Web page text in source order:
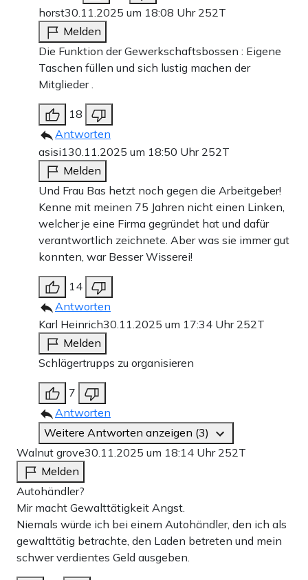
horst30.11.2025 um 18:08 Uhr 252T
Melden
Die Funktion der Gewerkschaftsbossen : Eigene
Taschen füllen und sich lustig machen der
Mitglieder .
18
Antworten
asisi130.11.2025 um 18:50 Uhr 252T
Melden
Und Frau Bas hetzt noch gegen die Arbeitgeber!
Kenne mit meinen 75 Jahren nicht einen Linken,
welcher je eine Firma gegründet hat und dafür
verantwortlich zeichnete. Aber was sie immer gut
konnten, war Besser Wisserei!
14
Antworten
Karl Heinrich30.11.2025 um 17:34 Uhr 252T
Melden
Schlägertrupps zu organisieren
7
Antworten
Weitere Antworten anzeigen (3)
Walnut grove30.11.2025 um 18:14 Uhr 252T
Melden
Autohändler?
Mir macht Gewalttätigkeit Angst.
Niemals würde ich bei einem Autohändler, den ich als
gewalttätig betrachte, den Laden betreten und mein
schwer verdientes Geld ausgeben.